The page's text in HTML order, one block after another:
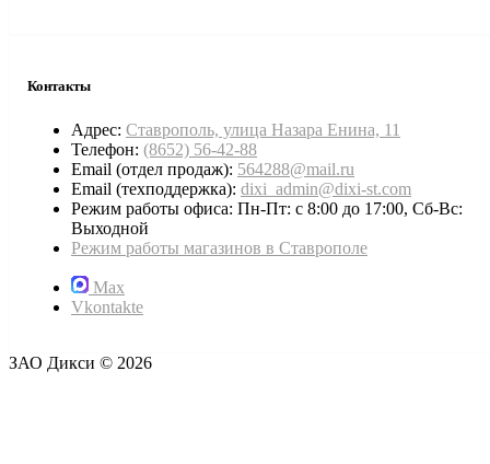
Контакты
Адрес: Ставрополь, улица Назара Енина, 11
Телефон: (8652) 56-42-88
Email (отдел продаж): 564288@mail.ru
Email (техподдержка): dixi_admin@dixi-st.com
Режим работы офиса: Пн-Пт: с 8:00 до 17:00, Сб-Вс:
Выходной
Режим работы магазинов в Ставрополе
Max
Vkontakte
ЗАО Дикси © 2026